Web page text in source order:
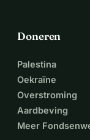
Doneren
Palestina
Oekraïne
Overstroming
Aardbeving
Meer